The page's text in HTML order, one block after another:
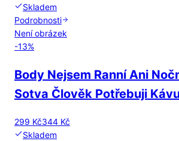
Skladem
Podrobnosti
Není obrázek
-13%
Body Nejsem Ranní Ani
Sotva Člověk Potřebuji
299 Kč344 Kč
Skladem